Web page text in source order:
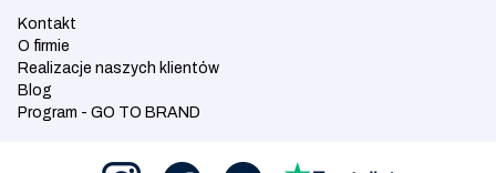
Kontakt
O firmie
Realizacje naszych klientów
Blog
Program - GO TO BRAND